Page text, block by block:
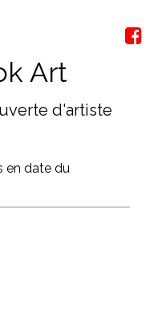
Art
d'artiste
en date du